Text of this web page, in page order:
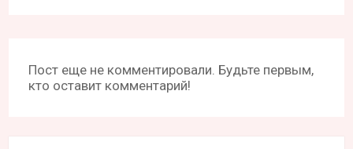
Пост еще не комментировали. Будьте первым,
кто оставит комментарий!